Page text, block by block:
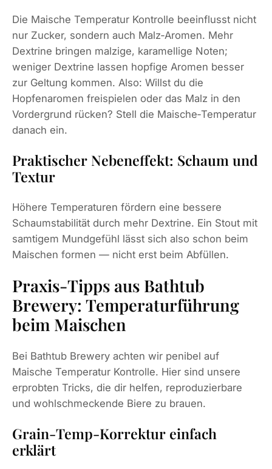
Die Maische Temperatur Kontrolle beeinflusst nicht
nur Zucker, sondern auch Malz‑Aromen. Mehr
Dextrine bringen malzige, karamellige Noten;
weniger Dextrine lassen hopfige Aromen besser
zur Geltung kommen. Also: Willst du die
Hopfenaromen freispielen oder das Malz in den
Vordergrund rücken? Stell die Maische‑Temperatur
danach ein.
Praktischer Nebeneffekt: Schaum und
Textur
Höhere Temperaturen fördern eine bessere
Schaumstabilität durch mehr Dextrine. Ein Stout mit
samtigem Mundgefühl lässt sich also schon beim
Maischen formen — nicht erst beim Abfüllen.
Praxis-Tipps aus Bathtub
Brewery: Temperaturführung
beim Maischen
Bei Bathtub Brewery achten wir penibel auf
Maische Temperatur Kontrolle. Hier sind unsere
erprobten Tricks, die dir helfen, reproduzierbare
und wohlschmeckende Biere zu brauen.
Grain‑Temp‑Korrektur einfach
erklärt